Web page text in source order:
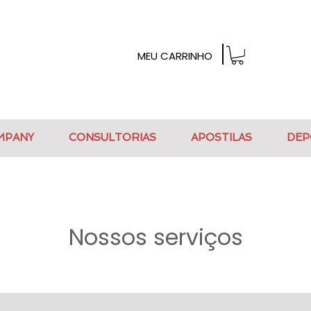
MEU CARRINHO
CONSULTORIAS APOSTILAS
Nossos serviços